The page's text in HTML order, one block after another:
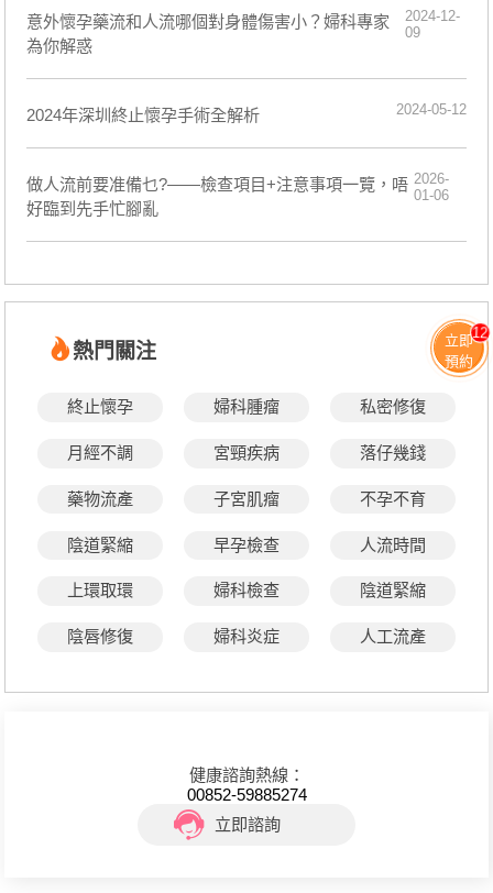
意外懷孕藥流和人流哪個對身體傷害小？婦科專家
為你解惑
2024-12-
09
2024年深圳終止懷孕手術全解析 2024-05-12
做人流前要准備乜?——檢查項目+注意事項一覽，唔
好臨到先手忙腳亂
2026-
01-06
熱門關注
終止懷孕 婦科腫瘤 私密修復
月經不調 宮頸疾病 落仔幾錢
藥物流產 子宮肌瘤 不孕不育
陰道緊縮 早孕檢查 人流時間
上環取環 婦科檢查 陰道緊縮
陰唇修復 婦科炎症 人工流產
健康諮詢熱線：
00852-59885274
立即諮詢
立即
預約
12